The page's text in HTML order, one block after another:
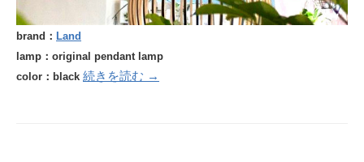
brand： Land
lamp：original pendant lamp
color：black 続きを読む →